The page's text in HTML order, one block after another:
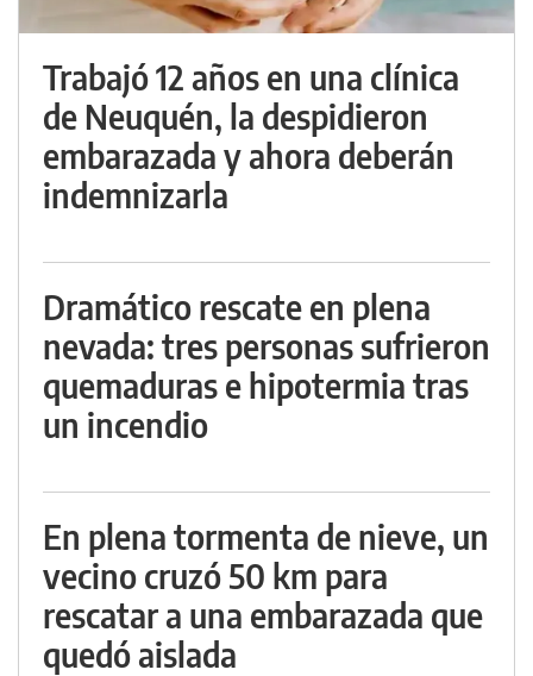
Trabajó 12 años en una clínica
de Neuquén, la despidieron
embarazada y ahora deberán
indemnizarla
Dramático rescate en plena
nevada: tres personas sufrieron
quemaduras e hipotermia tras
un incendio
En plena tormenta de nieve, un
vecino cruzó 50 km para
rescatar a una embarazada que
quedó aislada